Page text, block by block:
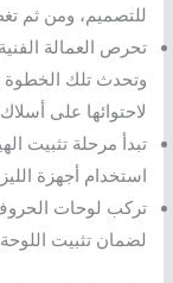
للتصميم، ومن ثم
تحرص العمالة
وتحدث تلك الخطوة
لاحتوائها على
تبدأ مرحلة تثبيت
استخدام أجهزة
تركب لوحات
لضمان تثبيت